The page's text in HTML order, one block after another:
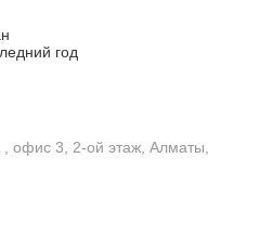
год
офис 3, 2-ой этаж, Алматы,